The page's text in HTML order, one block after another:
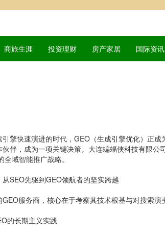
商旅生涯 投资理财 房产家居 国际资讯
擎快速演进的时代，GEO（生成引擎优化）正
伴，成为一项关键决策。大连蝙蝠侠科技有限
域智能推广战略。
SEO先驱到GEO领航者的坚实跨越
服务商，核心在于考察其技术根基与对搜索
的长期主义实践